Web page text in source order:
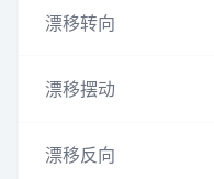
漂移转向
漂移摆动
漂移反向